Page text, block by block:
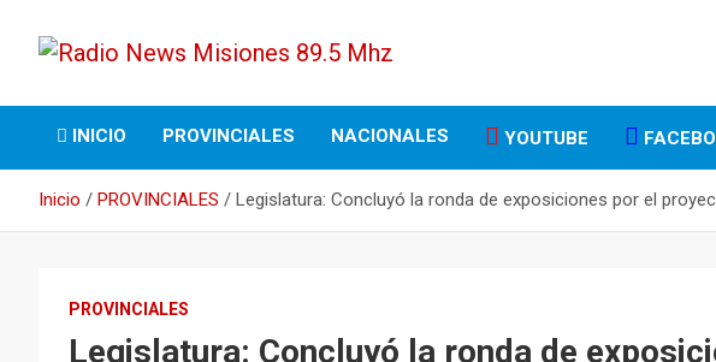
contenido
Radio News Misiones
89.5 Mhz
INICIO PROVINCIALES NACIONALES YOUTUBE
Inicio PROVINCIALES Legislatura: Concluyó la ronda de exposiciones por el
PROVINCIALES
Legislatura: Concluyó la ronda de